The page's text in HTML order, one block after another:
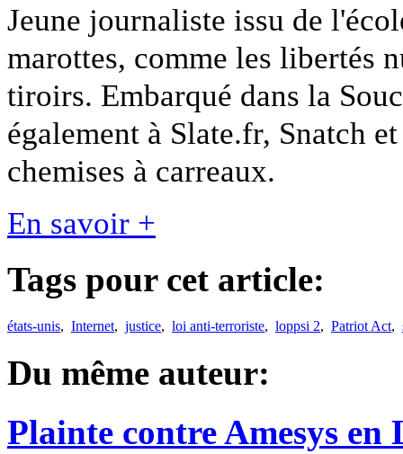
Jeune journaliste issu de
marottes, comme les libertés
tiroirs. Embarqué dans la
également à Slate.fr, Snatch
chemises à carreaux.
En savoir +
Tags pour cet article:
états-unis, Internet, justice, loi anti-terroriste, loppsi 2, Patriot Act,
Du même auteur:
Plainte contre Amesys en